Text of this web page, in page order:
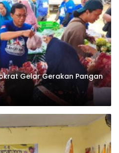
Gelar Gerakan Pangan